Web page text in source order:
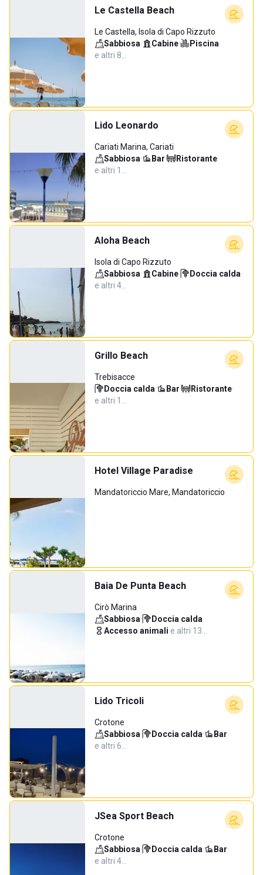
Le Castella Beach
Le Castella, Isola di Capo Rizzuto
Sabbiosa· Cabine· Piscina·
e altri 8…
Lido Leonardo
Cariati Marina, Cariati
Sabbiosa· Bar· Ristorante·
e altri 1…
Aloha Beach
Isola di Capo Rizzuto
Sabbiosa· Cabine· Doccia calda·
e altri 4…
Grillo Beach
Trebisacce
Doccia calda· Bar· Ristorante·
e altri 1…
Hotel Village Paradise
Mandatoriccio Mare, Mandatoriccio
Baia De Punta Beach
Cirò Marina
Sabbiosa· Doccia calda·
Accesso animali·e altri 13…
Lido Tricoli
Crotone
Sabbiosa· Doccia calda· Bar·
e altri 6…
JSea Sport Beach
Crotone
Sabbiosa· Doccia calda· Bar·
e altri 4…